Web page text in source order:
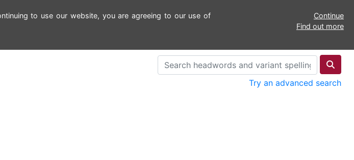
to use our website, you are agreeing to our use of
Continue
Find out more
Try an advanced search